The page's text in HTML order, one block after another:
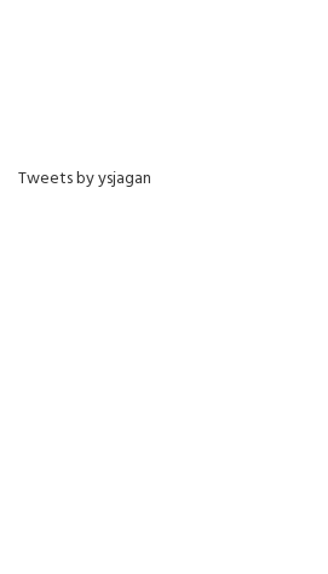
Tweets by ysjagan